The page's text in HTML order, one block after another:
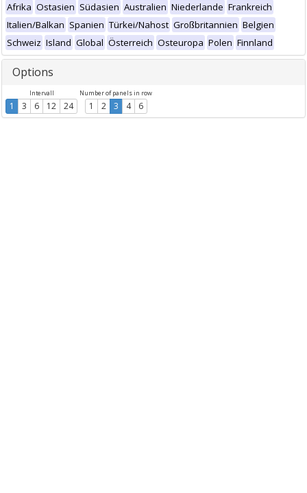
Afrika Ostasien Südasien Australien Niederlande Frankreich
Italien/Balkan Spanien Türkei/Nahost Großbritannien Belgien
Schweiz Island Global Österreich Osteuropa Polen Finnland
Options
Intervall
1 3 6 12 24
Number of panels in row
1 2 3 4 6